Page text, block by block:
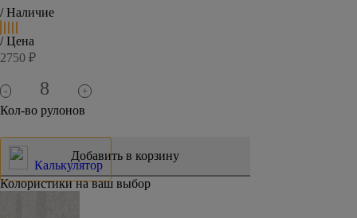
/ Наличие
/ Цена
2750 ₽
- +
Кол-во рулонов
Калькулятор
Колористики на ваш выбор